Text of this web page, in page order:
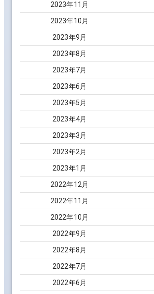
2023年11 月
2023年10 月
2023年9 月
2023年8 月
2023年7月
2023年6 月
2023年5 月
2023年4月
2023年3 月
2023年2 月
2023年1 月
2022年12 月
2022年11 月
2022年10 月
2022年9 月
2022年8 月
2022年7月
2022年6 月